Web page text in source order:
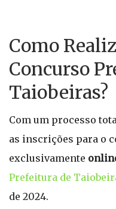
Como
Concurso
Taiobeiras?
Com um processo
as inscrições para o
exclusivamente
Prefeitura de
de 2024.